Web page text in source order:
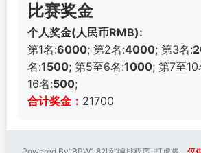
比赛奖金
个人奖金(人民币RMB):
第1名:6000; 第2名:4000; 第3名:
名:1500; 第5至6名:1000; 第7至10
16名:500;
合计奖金： 21700